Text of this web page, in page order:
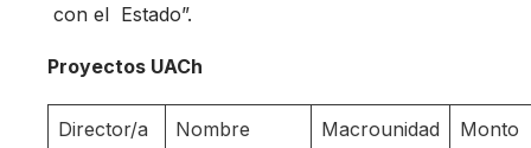
con el Estado”.
Proyectos UACh
Director/a
Nombre
Macrounidad Monto